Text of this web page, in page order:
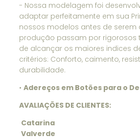
- Nossa modelagem foi
adaptar perfeitamente em sua
nossos modelos antes de
produção passam por rigorosos
de alcançar os maiores indices
critérios: Conforto, caimento,
durabilidade.
• Adereços em Botões para o
AVALIAÇÕES DE CLIENTES:
Catarina
Valverde